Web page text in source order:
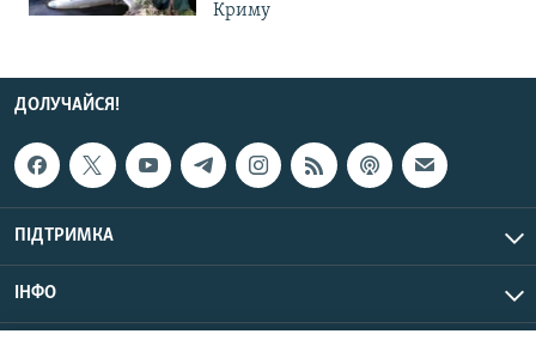
Криму
ДОЛУЧАЙСЯ!
ПІДТРИМКА
ІНФО